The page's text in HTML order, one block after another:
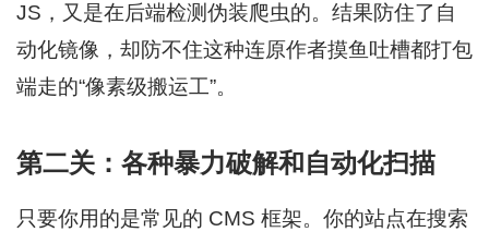
JS，又是在后端检测伪装爬虫的。结果防住了自
动化镜像，却防不住这种连原作者摸鱼吐槽都打包
端走的“像素级搬运工”。
第二关：各种暴力破解和自动化扫描
只要你用的是常见的 CMS 框架。你的站点在搜索